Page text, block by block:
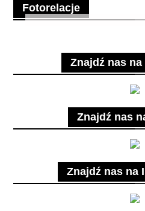
Fotorelacje
Znajdź nas
Znajdź nas
Znajdź nas na